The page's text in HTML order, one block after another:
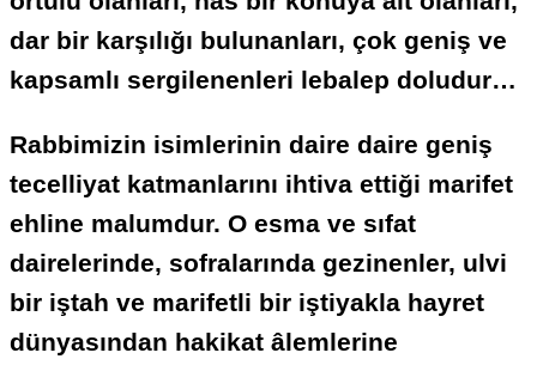
dar bir karşılığı bulunanları, çok geniş ve
kapsamlı sergilenenleri lebalep doludur…
Rabbimizin isimlerinin daire daire geniş
tecelliyat katmanlarını ihtiva ettiği marifet
ehline malumdur. O esma ve sıfat
dairelerinde, sofralarında gezinenler, ulvi
bir iştah ve marifetli bir iştiyakla hayret
dünyasından hakikat âlemlerine